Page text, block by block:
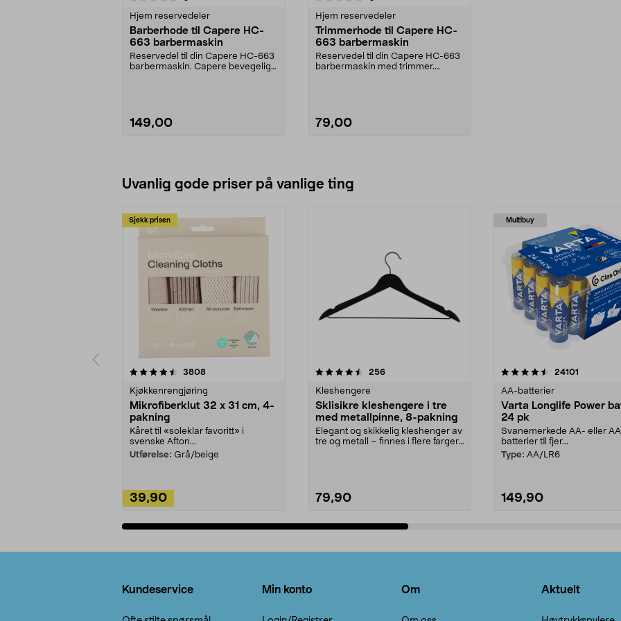
Hjem reservedeler
Barberhode til Capere HC-
663 barbermaskin
Reservedel til din Capere HC-663
barbermaskin. Capere bevegelig
149,00
Hjem reservedeler
Trimmerhode til Capere HC-
663 barbermaskin
Reservedel til din Capere HC-663
barbermaskin med trimmer.
79,00
Uvanlig gode priser på vanlige ting
Sjekk prisen
3808anmeldelser
Kjøkkenrengjøring
Mikrofiberklut 32 x 31 cm, 4-
pakning
Kåret til «soleklar favoritt» i
svenske Afton...
Utførelse: Grå/beige
39,90
4.5av 5 stjerner 256anmeldelser
Kleshengere
Sklisikre kleshengere i tre
med metallpinne, 8-pakning
Elegant og skikkelig kleshenger av
tre og metall – finnes i flere farger.
79,90
Multibuy
4.5av 5 stjerner 24101
AA-batterier
Varta Longlife Power
24 pk
Svanemerkede AA- eller
batterier til fjer...
Type: AA/LR6
149,90
4.5av 5 stjerner
Kundeservice Min konto Om Aktuelt